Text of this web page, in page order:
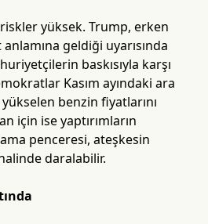
yüksek. Trump, erken
anlamına geldiği uyarısında
baskısıyla karşı
Kasım ayındaki ara
benzin fiyatlarını
için ise yaptırımların
penceresi, ateşkesin
daralabilir.